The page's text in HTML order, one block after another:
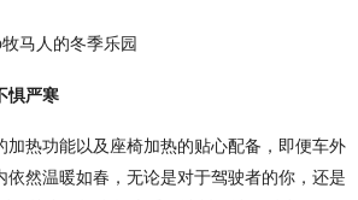
惧严寒
加热功能以及座椅加热的贴心配备，即便车外
依然温暖如春，无论是对于驾驶者的你，还是